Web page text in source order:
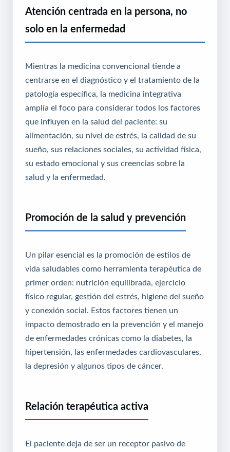
Atención centrada en la persona, no
solo en la enfermedad
Mientras la medicina convencional tiende a
centrarse en el diagnóstico y el tratamiento de la
patología específica, la medicina integrativa
amplía el foco para considerar todos los factores
que influyen en la salud del paciente: su
alimentación, su nivel de estrés, la calidad de su
sueño, sus relaciones sociales, su actividad física,
su estado emocional y sus creencias sobre la
salud y la enfermedad.
Promoción de la salud y prevención
Un pilar esencial es la promoción de estilos de
vida saludables como herramienta terapéutica de
primer orden: nutrición equilibrada, ejercicio
físico regular, gestión del estrés, higiene del sueño
y conexión social. Estos factores tienen un
impacto demostrado en la prevención y el manejo
de enfermedades crónicas como la diabetes, la
hipertensión, las enfermedades cardiovasculares,
la depresión y algunos tipos de cáncer.
Relación terapéutica activa
El paciente deja de ser un receptor pasivo de